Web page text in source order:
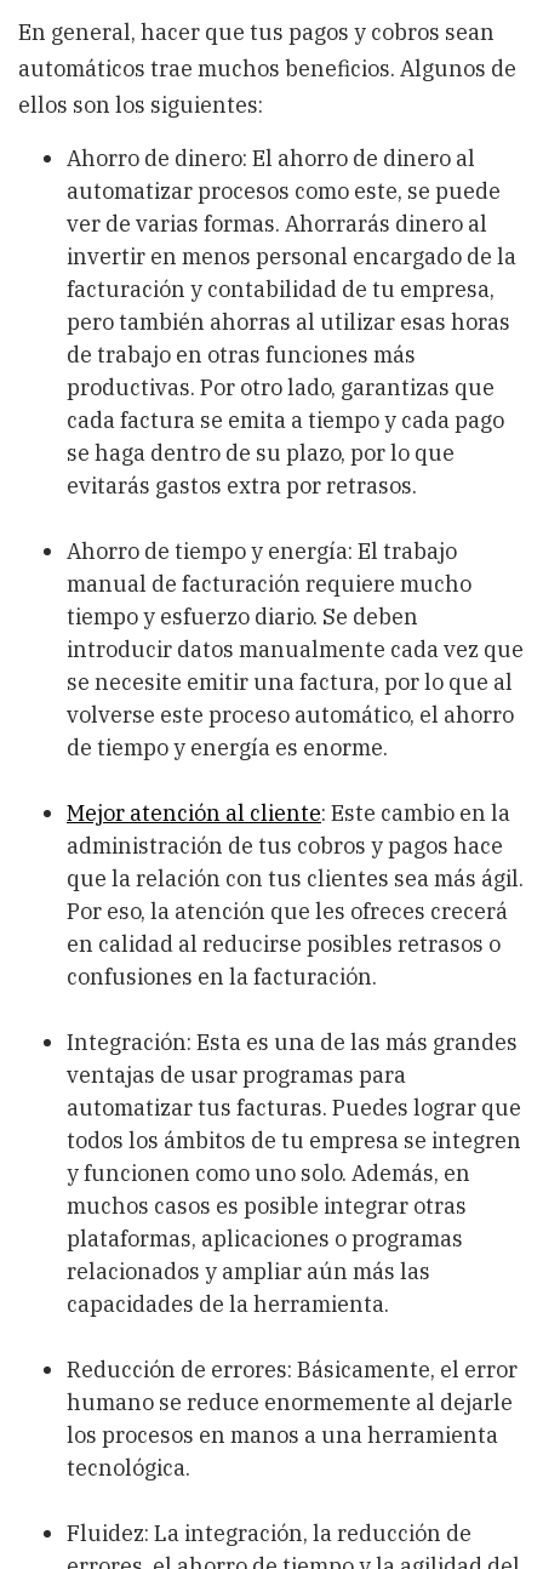
En general, hacer que tus pagos y cobros sean
automáticos trae muchos beneficios. Algunos de
ellos son los siguientes:
Ahorro de dinero: El ahorro de dinero al
automatizar procesos como este, se puede
ver de varias formas. Ahorrarás dinero al
invertir en menos personal encargado de la
facturación y contabilidad de tu empresa,
pero también ahorras al utilizar esas horas
de trabajo en otras funciones más
productivas. Por otro lado, garantizas que
cada factura se emita a tiempo y cada pago
se haga dentro de su plazo, por lo que
evitarás gastos extra por retrasos.
Ahorro de tiempo y energía: El trabajo
manual de facturación requiere mucho
tiempo y esfuerzo diario. Se deben
introducir datos manualmente cada vez que
se necesite emitir una factura, por lo que al
volverse este proceso automático, el ahorro
de tiempo y energía es enorme.
Mejor atención al cliente: Este cambio en la
administración de tus cobros y pagos hace
que la relación con tus clientes sea más ágil.
Por eso, la atención que les ofreces crecerá
en calidad al reducirse posibles retrasos o
confusiones en la facturación.
Integración: Esta es una de las más grandes
ventajas de usar programas para
automatizar tus facturas. Puedes lograr que
todos los ámbitos de tu empresa se integren
y funcionen como uno solo. Además, en
muchos casos es posible integrar otras
plataformas, aplicaciones o programas
relacionados y ampliar aún más las
capacidades de la herramienta.
Reducción de errores: Básicamente, el error
humano se reduce enormemente al dejarle
los procesos en manos a una herramienta
tecnológica.
Fluidez: La integración, la reducción de